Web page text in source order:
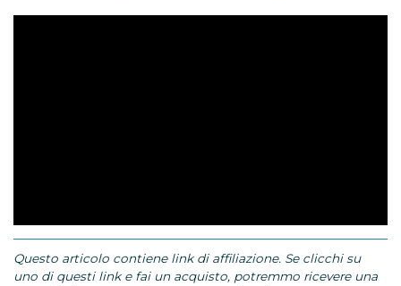
Questo articolo contiene link di affiliazione. Se clicchi su
uno di questi link e fai un acquisto, potremmo ricevere una